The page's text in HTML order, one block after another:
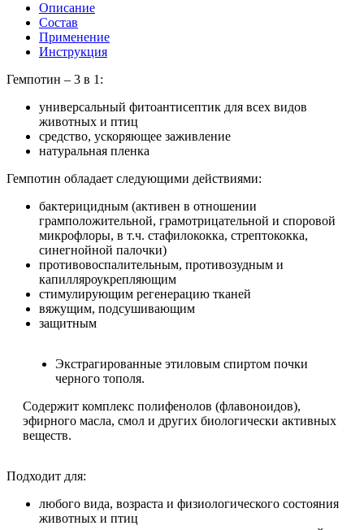
Описание
Состав
Применение
Инструкция
Гемпотин – 3 в 1:
универсальный фитоантисептик для всех видов
животных и птиц
средство, ускоряющее заживление
натуральная пленка
Гемпотин обладает следующими действиями:
бактерицидным (активен в отношении
грамположительной, грамотрицательной и споровой
микрофлоры, в т.ч. стафилококка, стрептококка,
синегнойной палочки)
противовоспалительным, противозудным и
капилляроукрепляющим
стимулирующим регенерацию тканей
вяжущим, подсушивающим
защитным
Экстрагированные этиловым спиртом почки
черного тополя.
Содержит комплекс полифенолов (флавоноидов),
эфирного масла, смол и других биологически активных
веществ.
Подходит для:
любого вида, возраста и физиологического состояния
животных и птиц